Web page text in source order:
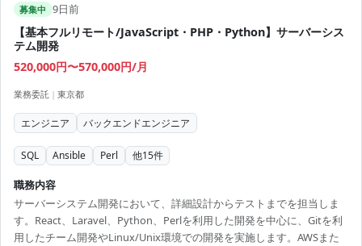
募集中 9日前
【基本フルリモート/JavaScript・PHP・Python】サーバーシス
テム開発
520,000円〜570,000円/月
業務委託 | 東京都
エンジニア バックエンドエンジニア
SQL Ansible Perl 他15件
職務内容
サーバーシステム開発において、詳細設計からテストまでを担当しま
す。React、Laravel、Python、Perlを利用した開発を中心に、Gitを利
用したチーム開発やLinux/Unix環境での開発を実施します。AWSまた